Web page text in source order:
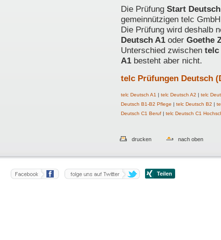
Die Prüfung Start
gemeinnützigen telc
Die Prüfung wird deshalb
Deutsch A1 oder Goethe
Unterschied zwischen telc
A1 besteht aber nicht.
telc Prüfungen Deutsch
telc Deutsch A1 | telc Deutsch A2 | telc
Deutsch B1-B2 Pflege | telc Deutsch B2 |
Deutsch C1 Beruf | telc Deutsch C1
drucken nach oben